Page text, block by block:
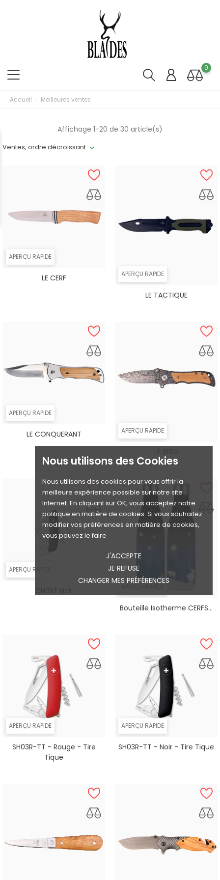
Nous utilisons des Cookies
Nous utilisons des cookies pour vous offrir la
meilleure expérience possible sur notre site
Internet. En cliquant sur OK, vous acceptez notre
politique en matière de cookies. Si vous souhaitez
modifier vos préférences en matière de cookies,
vous pouvez le faire
J'ACCEPTE
JE REFUSE
CHANGER MES PRÉFÉRENCES
0
Accueil Meilleures ventes
Ventes, ordre décroissant
Affichage 1-20 de 30 article(s)
APERÇU RAPIDE
LE CERF APERÇU RAPIDE
LE TACTIQUE
APERÇU RAPIDE
LE CONQUERANT APERÇU RAPIDE
APERÇU RAPIDE
Bouteille Isotherme CERFS...
APERÇU RAPIDE
SH03R-TT - Rouge - Tire
Tique
APERÇU RAPIDE
SH03R-TT - Noir - Tire Tique